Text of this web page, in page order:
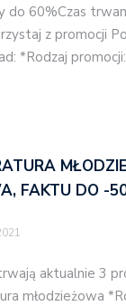
do 60%Czas
z promocji
*Rodzaj
FAKTU DO -
aktualnie 3
młodzieżowa